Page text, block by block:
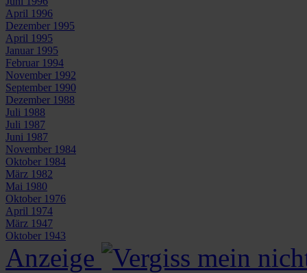
April 1996
Dezember 1995
April 1995
Januar 1995
Februar 1994
November 1992
September 1990
Dezember 1988
Juli 1988
Juli 1987
Juni 1987
November 1984
Oktober 1984
März 1982
Mai 1980
Oktober 1976
April 1974
März 1947
Oktober 1943
Anzeige